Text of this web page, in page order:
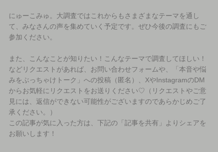
にゅーこみゅ。大調査ではこれからもさまざまなテーマを通し
て、みなさんの声を集めていく予定です。ぜひ今後の調査にもご
参加ください。
また、こんなことが知りたい！こんなテーマで調査してほしい！
などリクエストがあれば、お問い合わせフォームや、「本音や悩
みをぶっちゃけトーク」への投稿（匿名）、XやInstagramのDM
からお気軽にリクエストをお送りください♡（リクエストやご意
見には、返信ができない可能性がございますのであらかじめご了
承ください。）
この記事が気に入った方は、下記の「記事を共有」よりシェアを
お願いします！